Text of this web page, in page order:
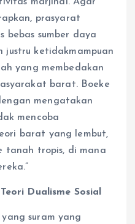
marjinal. Agar
prasyarat
bebas sumber daya
justru ketidakmampuan
yang membedakan
barat. Boeke
mengatakan
mencoba
barat yang lembut,
tanah tropis, di mana
Dualisme Sosial
suram yang